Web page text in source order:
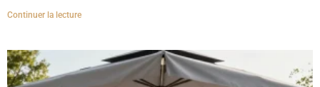
Continuer la lecture